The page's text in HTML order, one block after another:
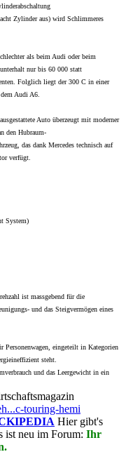
Zylinder aus) wird Schlimmeres
als beim Audi oder beim
nur bis 60 000 statt
Folglich liegt der 300 C in einer
Audi A6.
Auto überzeugt mit moderner
den Hubraum-
das dank Mercedes technisch auf
verfügt.
System)
ist massgebend für die
und das Steigvermögen eines
Personenwagen, eingeteilt in Kategorien
steht.
und das Leergewicht in ein
touring-hemi
Hier gibt's
ist neu im Forum: Ihr